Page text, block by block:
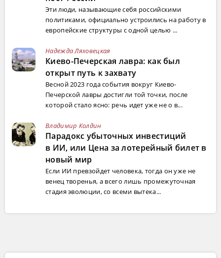
Эти люди, называющие себя российскими
политиками, официально устроились на работу в
европейские структуры с одной целью ...
Надежда Ляховецкая
Киево-Печерская лавра: как был
открыт путь к захвату
Весной 2023 года события вокруг Киево-
Печерской лавры достигли той точки, после
которой стало ясно: речь идет уже не о в...
Владимир Колдин
Парадокс убыточных инвестиций
в ИИ, или Цена за лотерейный билет в
новый мир
Если ИИ превзойдет человека, тогда он уже не
венец творенья, а всего лишь промежуточная
стадия эволюции, со всеми вытека...